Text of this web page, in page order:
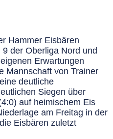
Hammer Eisbären
9 der Oberliga Nord und
Erwartungen
Mannschaft von Trainer
deutliche
Siegen über
auf heimischem Eis
am Freitag in der
Eisbären zuletzt